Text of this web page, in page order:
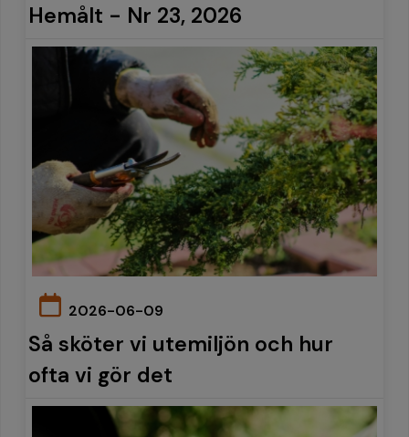
Hemålt - Nr 23, 2026
2026-06-09
Så sköter vi utemiljön och hur
ofta vi gör det